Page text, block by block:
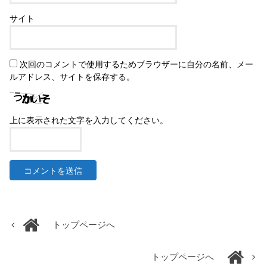
サイト
次回のコメントで使用するためブラウザーに自分の名前、メー
ルアドレス、サイトを保存する。
上に表示された文字を入力してください。
トップページへ
トップページへ